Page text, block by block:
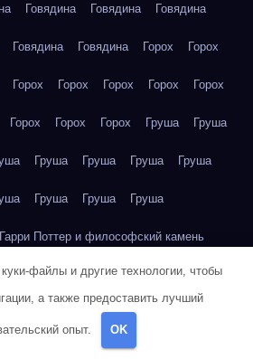
Говядина Говядина Говядина
Говядина Говядина Горох Горох
Горох Горох Горох Горох Горох
Горох Горох Горох Груша Груша
Груша Груша Груша Груша
Груша Груша Груша
Поттер и философский камень
Поттер и философский камень
Поттер и философский камень
Поттер и философский камень
файлы и другие технологии, чтобы
а также предоставить лучший
опыт. OK